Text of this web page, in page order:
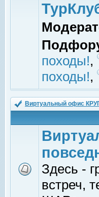
походы!,
походы!,
Виртуальный офис
Здесь -
встреч,